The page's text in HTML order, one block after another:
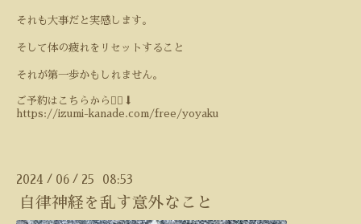
それも大事だと実感します。
そして体の疲れをリセットすること
それが第一歩かもしれません。
ご予約はこちらから💁‍♀️⬇️
https://izumi-kanade.com/free/yoyaku
2024 / 06 / 25 08:53
自律神経を乱す意外なこと